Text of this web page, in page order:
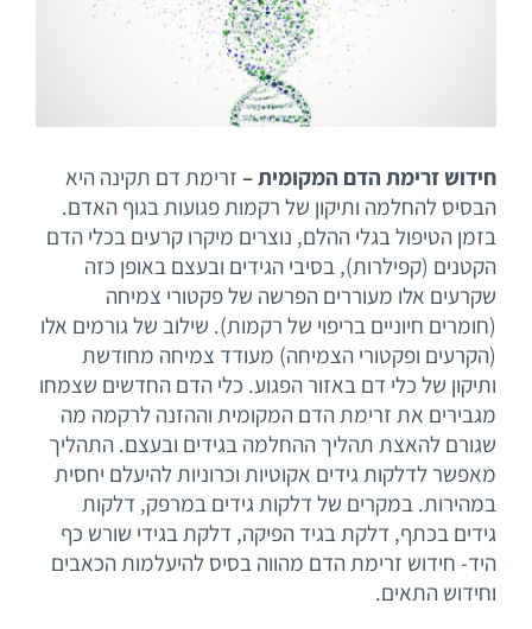
חידוש זרימת הדם המקומית – זרימת דם תקינה היא
הבסיס להחלמה ותיקון של רקמות פגועות בגוף האדם.
בזמן הטיפול בגלי ההלם, נוצרים מיקרו קרעים בכלי הדם
הקטנים (קפילרות), בסיבי הגידים ובעצם באופן כזה
שקרעים אלו מעוררים הפרשה של פקטורי צמיחה
(חומרים חיוניים בריפוי של רקמות). שילוב של גורמים אלו
(הקרעים ופקטורי הצמיחה) מעודד צמיחה מחודשת
ותיקון של כלי דם באזור הפגוע. כלי הדם החדשים שצמחו
מגבירים את זרימת הדם המקומית וההזנה לרקמה מה
שגורם להאצת תהליך ההחלמה בגידים ובעצם. התהליך
מאפשר לדלקות גידים אקוטיות וכרוניות להיעלם יחסית
במהירות. במקרים של דלקות גידים במרפק, דלקות
גידים בכתף, דלקת בגיד הפיקה, דלקת בגידי שורש כף
היד- חידוש זרימת הדם מהווה בסיס להיעלמות הכאבים
וחידוש התאים.